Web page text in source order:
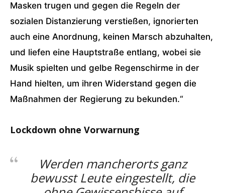
Masken trugen und gegen die Regeln der
sozialen Distanzierung verstießen, ignorierten
auch eine Anordnung, keinen Marsch abzuhalten,
und liefen eine Hauptstraße entlang, wobei sie
Musik spielten und gelbe Regenschirme in der
Hand hielten, um ihren Widerstand gegen die
Maßnahmen der Regierung zu bekunden.“
Lockdown ohne Vorwarnung
Werden mancherorts ganz
bewusst Leute eingestellt, die